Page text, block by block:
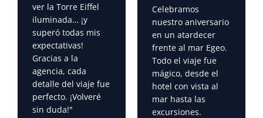
ver la Torre Eiffel
iluminada… ¡y
superó todas mis
expectativas!
Gracias a la
agencia, cada
detalle del viaje fue
perfecto. ¡Volveré
sin duda!"
Celebramos
nuestro aniversario
en un atardecer
frente al mar Egeo.
Todo el viaje fue
mágico, desde el
hotel con vista al
mar hasta las
excursiones.